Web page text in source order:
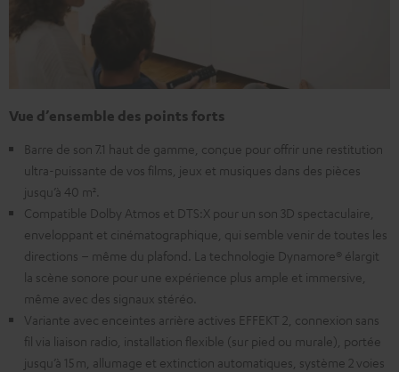
Vue d’ensemble des points forts
Barre de son 7.1 haut de gamme, conçue pour offrir une restitution
ultra-puissante de vos films, jeux et musiques dans des pièces
jusqu’à 40 m².
Compatible Dolby Atmos et DTS:X pour un son 3D spectaculaire,
enveloppant et cinématographique, qui semble venir de toutes les
directions – même du plafond. La technologie Dynamore® élargit
la scène sonore pour une expérience plus ample et immersive,
même avec des signaux stéréo.
Variante avec enceintes arrière actives EFFEKT 2, connexion sans
fil via liaison radio, installation flexible (sur pied ou murale), portée
jusqu’à 15 m, allumage et extinction automatiques, système 2 voies